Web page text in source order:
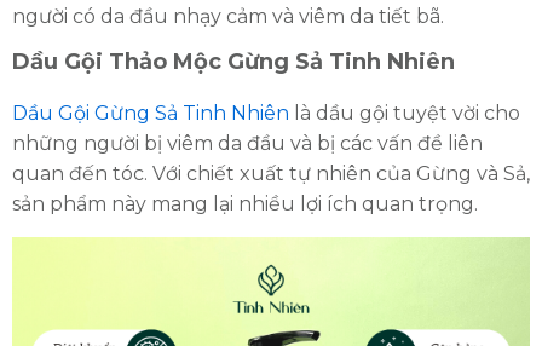
người có da đầu nhạy cảm và viêm da tiết bã.
Dầu Gội Thảo Mộc Gừng Sả Tinh Nhiên
Dầu Gội Gừng Sả Tinh Nhiên là dầu gội tuyệt vời cho
những người bị viêm da đầu và bị các vấn đề liên
quan đến tóc. Với chiết xuất tự nhiên của Gừng và Sả,
sản phẩm này mang lại nhiều lợi ích quan trọng.